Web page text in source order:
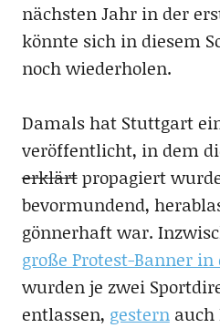
nächsten Jahr in der
könnte sich in diesem
noch wiederholen.
Damals hat Stuttgart
veröffentlicht, in dem
erklärtpropagiert
bevormundend,
gönnerhaft war.
große Protest-Banner in
wurden je zwei
entlassen, gesternauch